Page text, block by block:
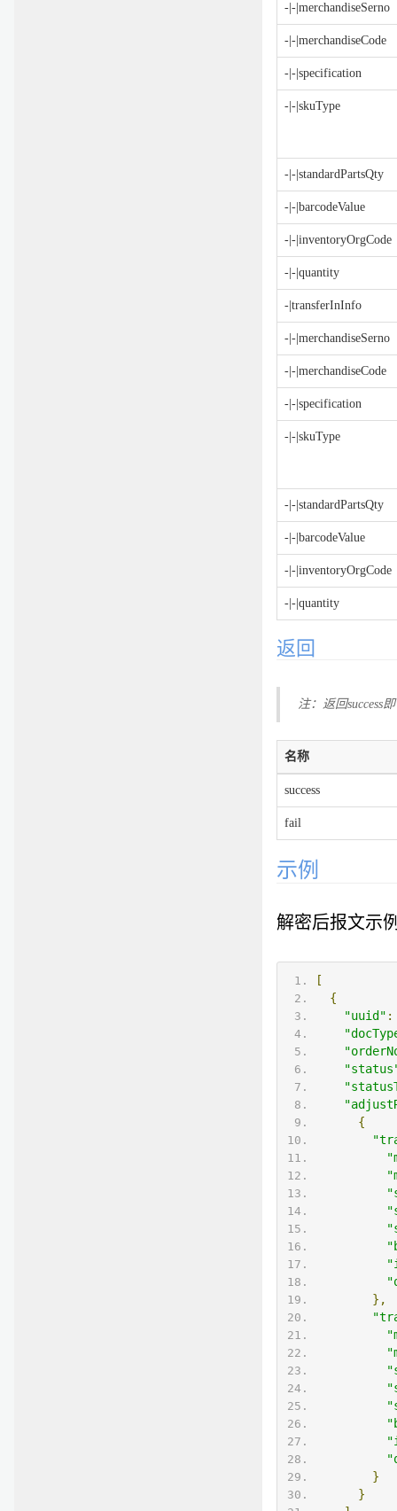
-|-|merchandiseSerno
-|-|merchandiseCode
-|-|specification
-|-|skuType
-|-|standardPartsQty
-|-|barcodeValue
-|-|inventoryOrgCode
-|-|quantity
-|transferInInfo
-|-|merchandiseSerno
-|-|merchandiseCode
-|-|specification
-|-|skuType
-|-|standardPartsQty
-|-|barcodeValue
-|-|inventoryOrgCode
-|-|quantity
返回
注：返回success
名称
success
fail
示例
解密后报文示
[
{
"uuid" :
{
},
}
}